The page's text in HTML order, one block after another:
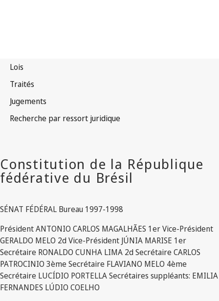
SÉNAT FÉDÉRAL Bureau 1997-1998
Président ANTONIO CARLOS MAGALHÃES 1er Vice-Président
GERALDO MELO 2d Vice-Président JÚNIA MARISE 1er
Secrétaire RONALDO CUNHA LIMA 2d Secrétaire CARLOS
PATROCINIO 3ème Secrétaire FLAVIANO MELO 4ème
Secrétaire LUCÍDIO PORTELLA Secrétaires suppléants: EMILIA
FERNANDES LÚDIO COELHO